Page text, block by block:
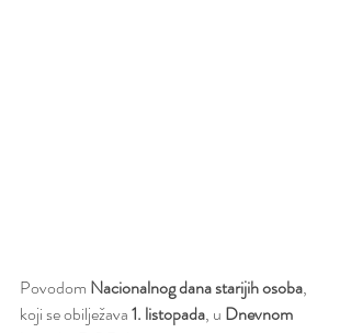
Povodom Nacionalnog dana starijih osoba,
koji se obilježava 1. listopada, u Dnevnom